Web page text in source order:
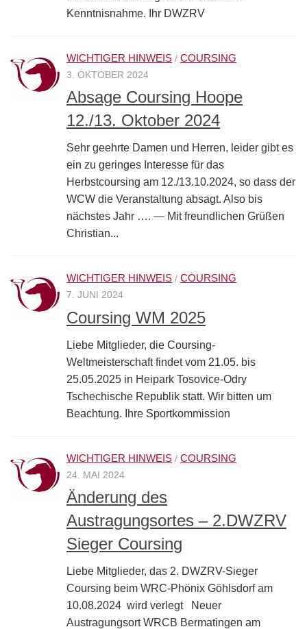
Kenntnisnahme. Ihr DWZRV
WICHTIGER HINWEIS / COURSING
3. OKTOBER 2024
Absage Coursing Hoope
12./13. Oktober 2024
Sehr geehrte Damen und Herren, leider gibt es
ein zu geringes Interesse für das
Herbstcoursing am 12./13.10.2024, so dass der
WCW die Veranstaltung absagt. Also bis
nächstes Jahr …. — Mit freundlichen Grüßen
Christian...
WICHTIGER HINWEIS / COURSING
7. JUNI 2024
Coursing WM 2025
Liebe Mitglieder, die Coursing-
Weltmeisterschaft findet vom 21.05. bis
25.05.2025 in Heipark Tosovice-Odry
Tschechische Republik statt. Wir bitten um
Beachtung. Ihre Sportkommission
WICHTIGER HINWEIS / COURSING
24. MAI 2024
Änderung des
Austragungsortes – 2.DWZRV
Sieger Coursing
Liebe Mitglieder, das 2. DWZRV-Sieger
Coursing beim WRC-Phönix Göhlsdorf am
10.08.2024 wird verlegt Neuer
Austragungsort WRCB Bermatingen am